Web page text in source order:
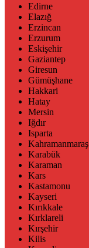
Edirne
Elazığ
Erzincan
Erzurum
Eskişehir
Gaziantep
Giresun
Gümüşhane
Hakkari
Hatay
Mersin
Iğdır
Isparta
Kahramanmaraş
Karabük
Karaman
Kars
Kastamonu
Kayseri
Kırıkkale
Kırklareli
Kırşehir
Kilis